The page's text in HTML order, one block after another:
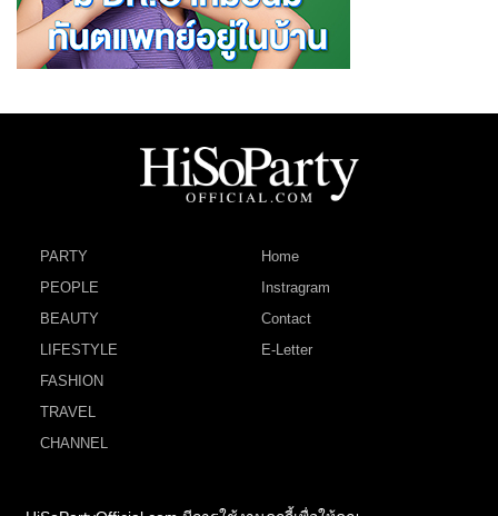
PARTY
PEOPLE
BEAUTY
LIFESTYLE
FASHION
TRAVEL
CHANNEL
Home
Instragram
Contact
E-Letter